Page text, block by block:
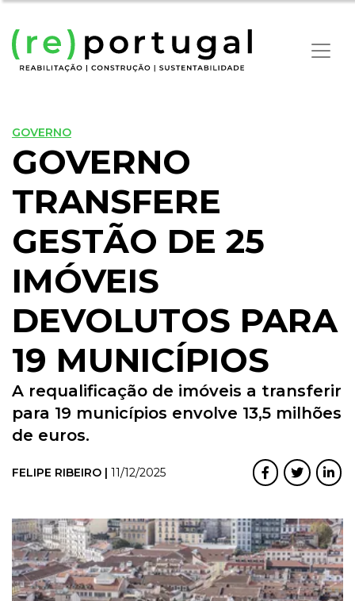
GOVERNO
GOVERNO
TRANSFERE
GESTÃO DE 25
IMÓVEIS
DEVOLUTOS PARA
19 MUNICÍPIOS
A requalificação de imóveis a transferir
para 19 municípios envolve 13,5 milhões
de euros.
FELIPE RIBEIRO | 11/12/2025